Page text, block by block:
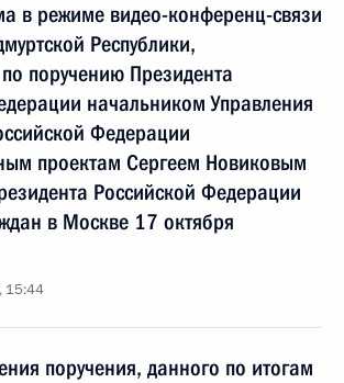
в режиме видео-конференц-связи
Республики,
поручению Президента
начальником Управления
Федерации
проектам Сергеем Новиковым
Российской Федерации
в Москве 17 октября
15:44
поручения, данного по итогам